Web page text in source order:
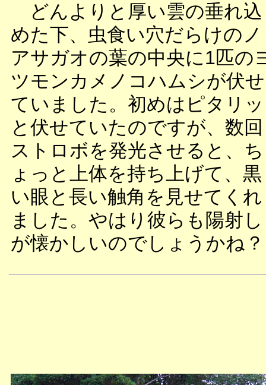
どんよりと厚い雲の垂れ込
めた下、虫食い穴だらけのノ
アサガオの葉の中央に1匹の
ツモンカメノコハムシが伏せ
ていました。初めはピタリッ
と伏せていたのですが、数回
ストロボを発光させると、ち
ょっと上体を持ち上げて、黒
い眼と長い触角を見せてくれ
ました。やはり彼らも陽射し
が懐かしいのでしょうかね？